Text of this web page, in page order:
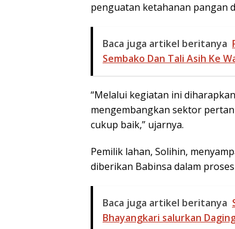
penguatan ketahanan pangan
Baca juga artikel beritanya
Sembako Dan Tali Asih Ke
“Melalui kegiatan ini
mengembangkan sektor
cukup baik,” ujarnya.
Pemilik lahan, Solihin,
diberikan Babinsa dalam
Baca juga artikel beritanya
Bhayangkari salurkan